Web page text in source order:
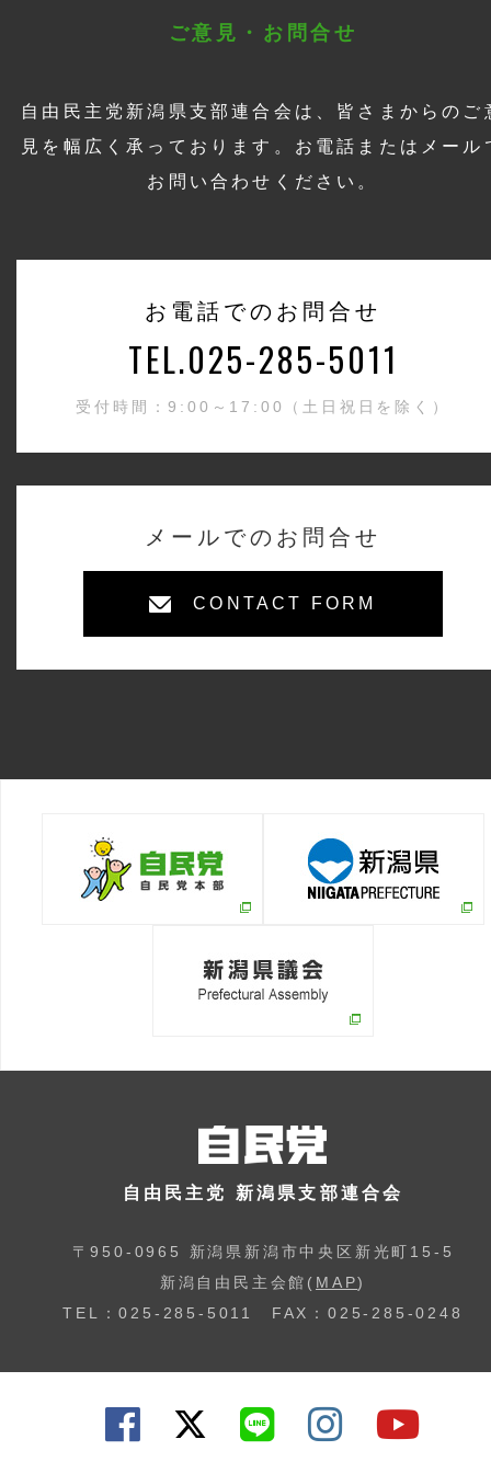
ご意見・お問合せ
自由民主党新潟県支部連合会は、皆さまからのご
見を幅広く承っております。お電話またはメール
お問い合わせください。
お電話でのお問合せ
TEL.025-285-5011
受付時間：9:00～17:00（土日祝日を除く）
メールでのお問合せ
CONTACT FORM
自由民主党 新潟県支部連合会
〒950-0965 新潟県新潟市中央区新光町15-5
新潟自由民主会館( MAP)
TEL：025-285-5011 FAX：025-285-0248